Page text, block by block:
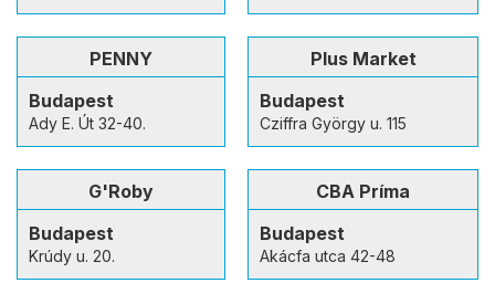
PENNY
Budapest
Ady E. Út 32-40.
Plus Market
Budapest
Cziffra György u. 115
G'Roby
Budapest
Krúdy u. 20.
CBA Príma
Budapest
Akácfa utca 42-48